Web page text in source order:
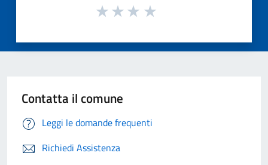
Contatta il comune
Leggi le domande frequenti
Richiedi Assistenza